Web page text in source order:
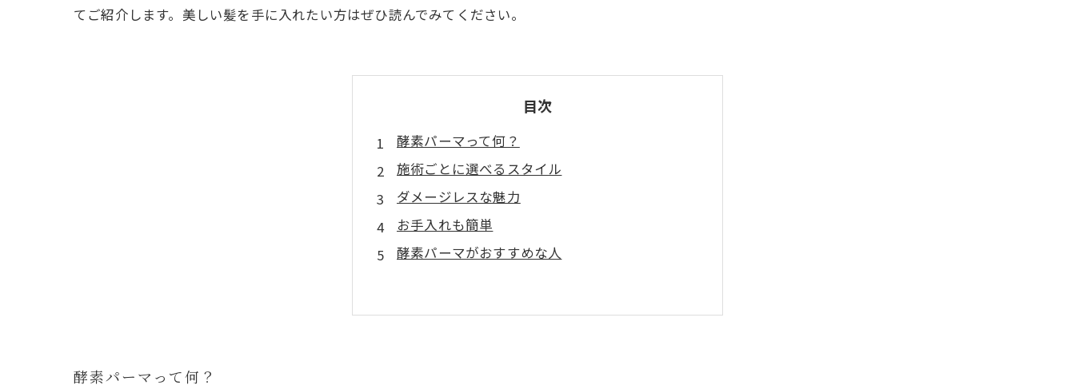
てご紹介します。美しい髪を手に入れたい方はぜひ読んでみてください。
目次
酵素パーマって何？
施術ごとに選べるスタイル
ダメージレスな魅力
お手入れも簡単
酵素パーマがおすすめな人
酵素パーマって何？